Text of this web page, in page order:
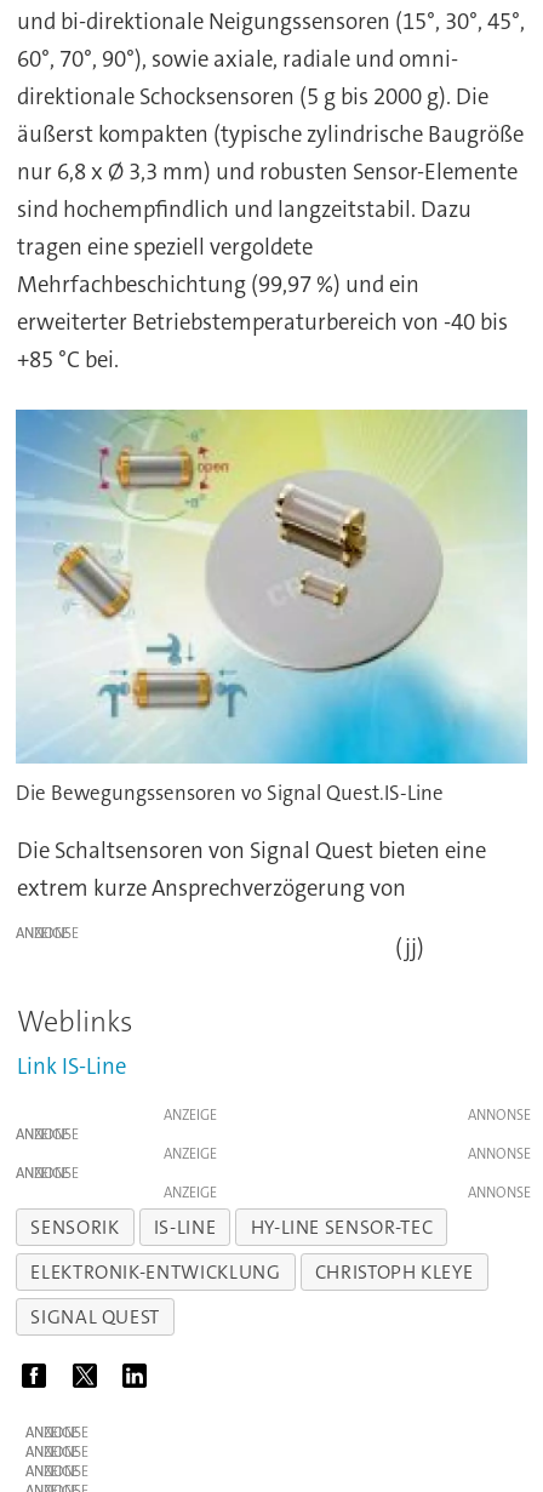
und bi-direktionale Neigungssensoren (15°, 30°, 45°,
60°, 70°, 90°), sowie axiale, radiale und omni-
direktionale Schocksensoren (5 g bis 2000 g). Die
äußerst kompakten (typische zylindrische Baugröße
nur 6,8 x Ø 3,3 mm) und robusten Sensor-Elemente
sind hochempfindlich und langzeitstabil. Dazu
tragen eine speziell vergoldete
Mehrfachbeschichtung (99,97 %) und ein
erweiterter Betriebstemperaturbereich von -40 bis
+85 °C bei.
Die Bewegungssensoren vo Signal Quest.IS-Line
Die Schaltsensoren von Signal Quest bieten eine
extrem kurze Ansprechverzögerung von
ANZEIGE
(jj)
Weblinks
Link IS-Line
ANZEIGE
ANZEIGE
ANZEIGE
ANZEIGE
ANZEIGE
SENSORIK IS-LINE
HY-LINE SENSOR-TEC
ELEKTRONIK-ENTWICKLUNG
CHRISTOPH KLEYE
SIGNAL QUEST
ANZEIGE
ANZEIGE
ANZEIGE